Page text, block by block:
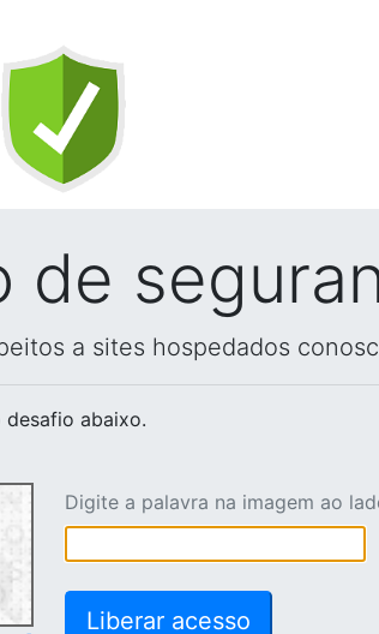
de
a sites hospedados
desafio abaixo.
Digite a palavra na imagem ao